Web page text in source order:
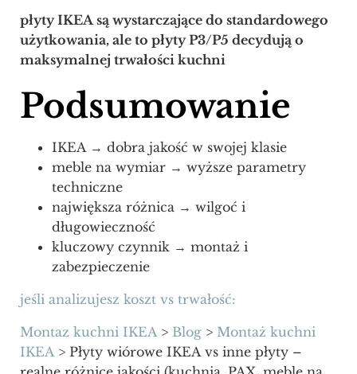
płyty IKEA są wystarczające do standardowego
użytkowania, ale to płyty P3/P5 decydują o
maksymalnej trwałości kuchni
Podsumowanie
IKEA → dobra jakość w swojej klasie
meble na wymiar → wyższe parametry
techniczne
największa różnica → wilgoć i
długowieczność
kluczowy czynnik → montaż i
zabezpieczenie
jeśli analizujesz koszt vs trwałość:
Montaz kuchni IKEA > Blog > Montaż kuchni
IKEA > Płyty wiórowe IKEA vs inne płyty –